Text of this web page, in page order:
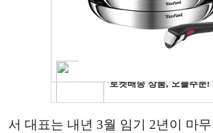
서 대표는 내년 3월 임기 2년이 마